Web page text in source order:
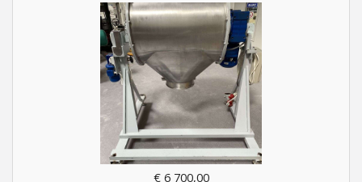
€ 6 700,00